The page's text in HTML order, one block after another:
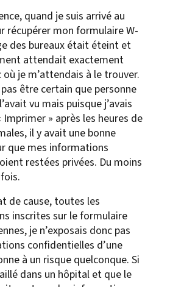
quand je suis arrivé au
récupérer mon formulaire W-
des bureaux était éteint et
attendait exactement
où je m’attendais à le trouver.
être certain que personne
vu mais puisque j’avais
Imprimer » après les heures de
il y avait une bonne
que mes informations
restées privées. Du moins
de cause, toutes les
inscrites sur le formulaire
je n’exposais donc pas
confidentielles d’une
à un risque quelconque. Si
dans un hôpital et que le